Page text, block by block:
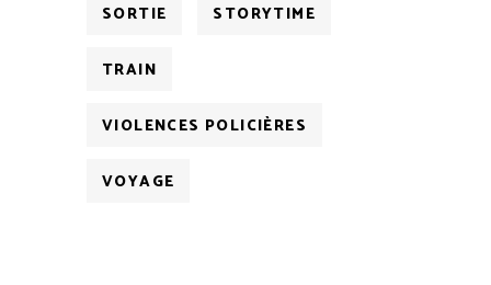
SORTIE STORYTIME
TRAIN
VIOLENCES POLICIÈRES
VOYAGE